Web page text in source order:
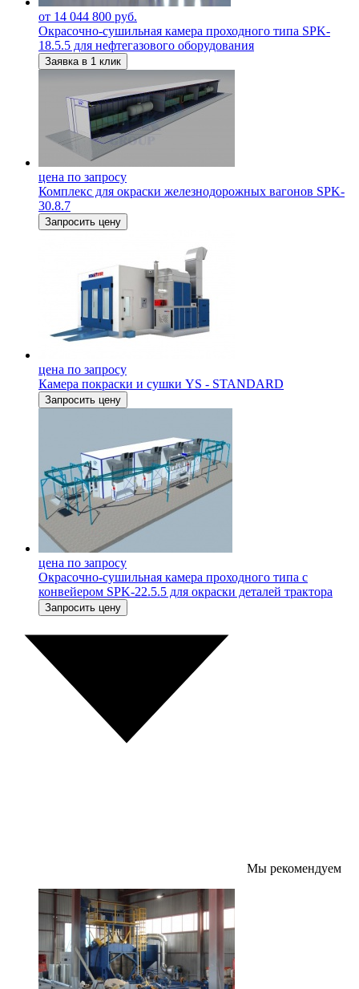
от 14 044 800 руб.
Окрасочно-сушильная камера проходного типа SPK-
18.5.5 для нефтегазового оборудования
Заявка в 1 клик
цена по запросу
Комплекс для окраски железнодорожных вагонов SPK-
30.8.7
Запросить цену
цена по запросу
Камера покраски и сушки YS - STANDARD
Запросить цену
цена по запросу
Окрасочно-сушильная камера проходного типа с
конвейером SPK-22.5.5 для окраски деталей трактора
Запросить цену
Мы рекомендуем